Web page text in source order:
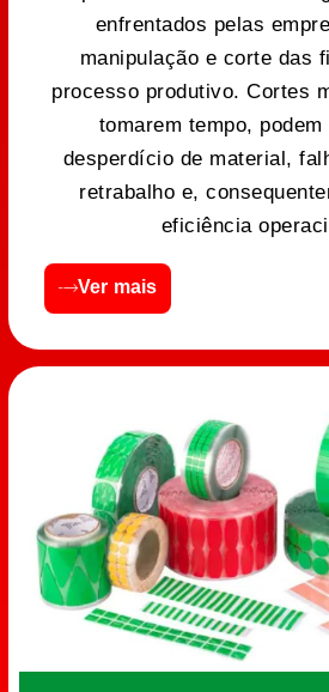
enfrentados pelas
manipulação e corte das
processo produtivo. Cortes
tomarem tempo,
desperdício de material,
retrabalho e,
eficiência
Ver mais